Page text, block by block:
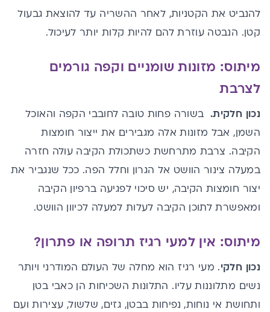
להנביט את הקטניות, לאחר ההשריה עד להוצאת גבעול
קטן. הנבטה עוזרת להם להיות קלות יותר לעיכול.
מיתוס: מזונות שומניים וקפה גורמים
לצרבת
נכון חלקית.בשורה פחות טובה לחובבי הקפה והאוכל
השמן, אבל מזונות אלה מגבירים את ייצור חומצות
הקיבה. צרבת מתרחשת כשתכולת הקיבה עולה חזרה
במעלה צינור הוושט אל הגרון וחלל הפה. ככל שנגביר את
יצור חומצות הקיבה, יש סיכוי לפגיעה ברפיון הקיבה
ומאפשרת לתוכן הקיבה לעלות למעלה לכיוון הוושט.
מיתוס: אין למעי רגיז תרופה או פתרון?
נכון חלקי. מעי רגיז הוא מחלה של העולם המודרני ויותר
נשים מתלוננות עליו. התלונות השכיחות הן כאבי בטן
ותחושת אי נוחות, נפיחות בבטן, גזים, שלשול, עצירות ועם